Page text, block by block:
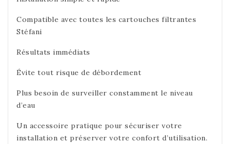
Compatible avec toutes les cartouches filtrantes
Stéfani
Résultats immédiats
Évite tout risque de débordement
Plus besoin de surveiller constamment le niveau
d’eau
Un accessoire pratique pour sécuriser votre
installation et préserver votre confort d’utilisation.